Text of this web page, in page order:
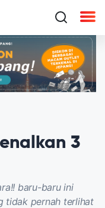
3
baru-baru ini
tidak pernah terlihat